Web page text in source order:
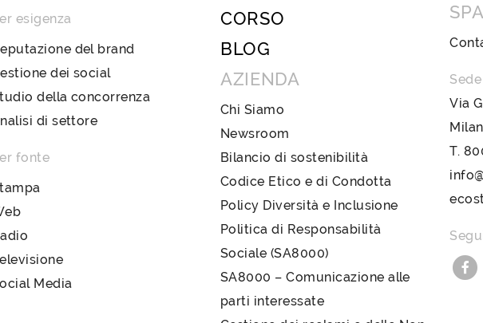
esigenza
del brand
dei social
della concorrenza
di settore
fonte
Media
CORSO
BLOG
AZIENDA
Chi Siamo
Newsroom
Bilancio di sostenibilità
Codice Etico e di Condotta
Policy Diversità e Inclusione
Politica di Responsabilità
Sociale (SA8000)
SA8000 – Comunicazione alle
parti interessate
SPA
Via
T.